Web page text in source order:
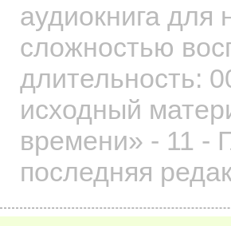
аудиокнига
сложностью
длительность:
исходный
времени» - 11 -
последняя